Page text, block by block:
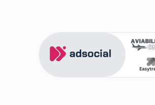
ამინდი აბასთუმანი
ამინდი მესტია